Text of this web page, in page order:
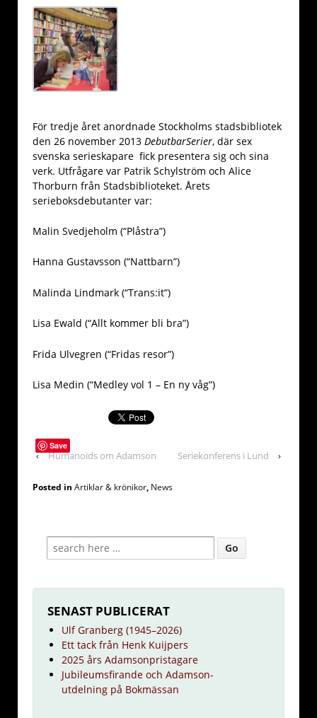
För tredje året anordnade Stockholms stadsbibliotek
den 26 november 2013 DebutbarSerier, där sex
svenska serieskapare fick presentera sig och sina
verk. Utfrågare var Patrik Schylström och Alice
Thorburn från Stadsbiblioteket. Årets
serieboksdebutanter var:
Malin Svedjeholm (“Plåstra”)
Hanna Gustavsson (“Nattbarn”)
Malinda Lindmark (“Trans:it”)
Lisa Ewald (“Allt kommer bli bra”)
Frida Ulvegren (“Fridas resor”)
Lisa Medin (“Medley vol 1 – En ny våg”)
Save
‹ Humanoids om Adamson Seriekonferens i Lund ›
Posted in Artiklar & krönikor, News
SENAST PUBLICERAT
Ulf Granberg (1945–2026)
Ett tack från Henk Kuijpers
2025 års Adamsonpristagare
Jubileumsfirande och Adamson-
utdelning på Bokmässan